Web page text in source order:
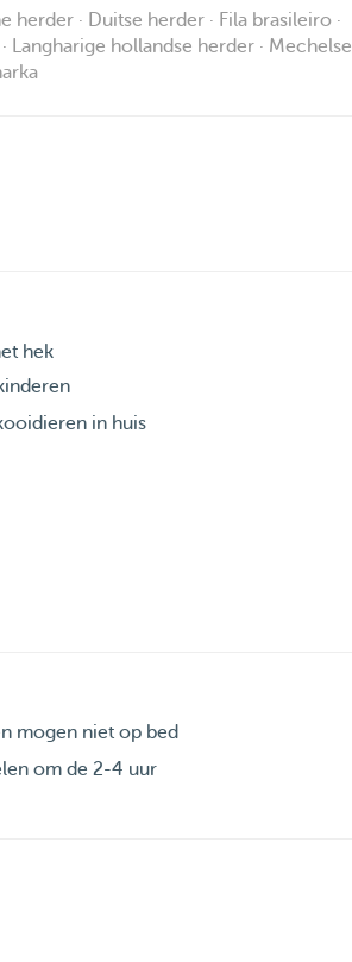
herder · Duitse herder · Fila brasileiro ·
Langharige hollandse herder · Mechelse
hek
in huis
mogen niet op bed
om de 2-4 uur